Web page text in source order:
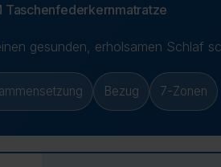
Taschenfederkernmatratze
gesunden, erholsamen Schlaf
Bezug 7-Zonen